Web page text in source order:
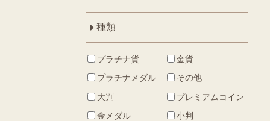
種類
プラチナ貨
金貨
プラチナメダル
その他
大判
プレミアムコイン
金メダル
小判